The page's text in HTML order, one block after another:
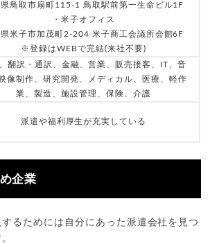
鳥取市扇町115-1 鳥取駅前第一生命ビル1F
・米子オフィス
米子市加茂町2-204 米子商工会議所会館6F
※登録はWEBで完結(来社不要)
翻訳・通訳、金融、営業、販売接客、IT、音
像制作、研究開発、メディカル、医療、軽作
業、製造、施設管理、保険、介護
派遣や福利厚生が充実している
企業
るためには自分にあった派遣会社を見つ